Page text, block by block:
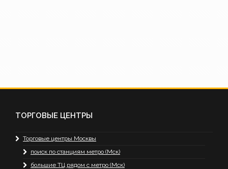
ТОРГОВЫЕ ЦЕНТРЫ
Торговые центры Москвы
поиск по станциям метро (Мск)
большие ТЦ рядом с метро (Мск)